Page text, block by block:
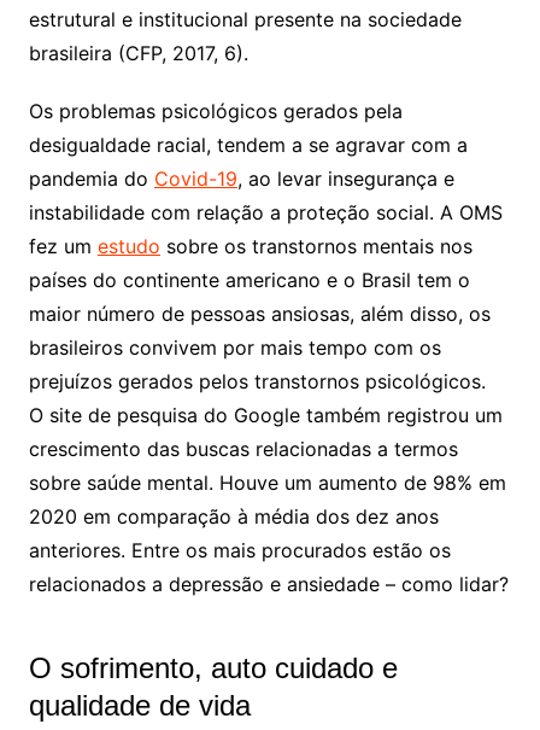
estrutural e institucional presente na sociedade
brasileira (CFP, 2017, 6).
Os problemas psicológicos gerados pela
desigualdade racial, tendem a se agravar com a
pandemia do Covid-19, ao levar insegurança e
instabilidade com relação a proteção social. A OMS
fez um estudo sobre os transtornos mentais nos
países do continente americano e o Brasil tem o
maior número de pessoas ansiosas, além disso, os
brasileiros convivem por mais tempo com os
prejuízos gerados pelos transtornos psicológicos.
O site de pesquisa do Google também registrou um
crescimento das buscas relacionadas a termos
sobre saúde mental. Houve um aumento de 98% em
2020 em comparação à média dos dez anos
anteriores. Entre os mais procurados estão os
relacionados a depressão e ansiedade – como lidar?
O sofrimento, auto cuidado e
qualidade de vida